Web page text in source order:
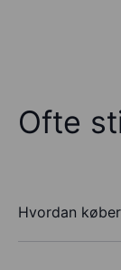
Ofte
Hvordan